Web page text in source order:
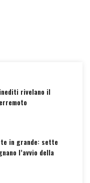
rivelano il
in grande: sette
l’avvio della